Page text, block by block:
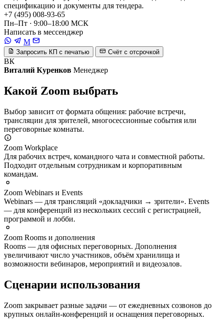
спецификацию и документы для тендера.
+7 (495) 008-93-65
Пн–Пт · 9:00–18:00 МСК
Написать в мессенджер
M
Запросить КП с печатью Счёт с отсрочкой
ВК
Виталий Куренков Менеджер
Какой Zoom выбрать
Выбор зависит от формата общения: рабочие встречи,
трансляции для зрителей, многосессионные события или
переговорные комнаты.
Zoom Workplace
Для рабочих встреч, командного чата и совместной работы.
Подходит отдельным сотрудникам и корпоративным
командам.
Zoom Webinars и Events
Webinars — для трансляций «докладчики → зрители». Events
— для конференций из нескольких сессий с регистрацией,
программой и лобби.
Zoom Rooms и дополнения
Rooms — для офисных переговорных. Дополнения
увеличивают число участников, объём хранилища и
возможности вебинаров, мероприятий и видеозалов.
Сценарии использования
Zoom закрывает разные задачи — от ежедневных созвонов до
крупных онлайн-конференций и оснащения переговорных.